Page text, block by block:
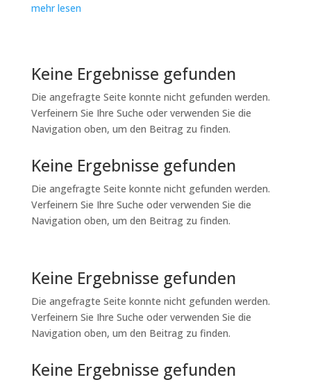
mehr lesen
Keine Ergebnisse gefunden
Die angefragte Seite konnte nicht gefunden werden.
Verfeinern Sie Ihre Suche oder verwenden Sie die
Navigation oben, um den Beitrag zu finden.
Keine Ergebnisse gefunden
Die angefragte Seite konnte nicht gefunden werden.
Verfeinern Sie Ihre Suche oder verwenden Sie die
Navigation oben, um den Beitrag zu finden.
Keine Ergebnisse gefunden
Die angefragte Seite konnte nicht gefunden werden.
Verfeinern Sie Ihre Suche oder verwenden Sie die
Navigation oben, um den Beitrag zu finden.
Keine Ergebnisse gefunden